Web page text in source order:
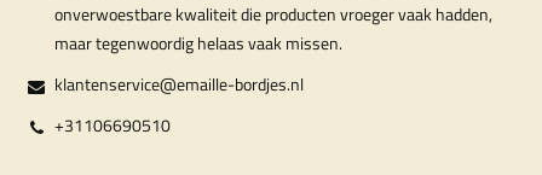
onverwoestbare kwaliteit die producten vroeger vaak hadden,
maar tegenwoordig helaas vaak missen.
klantenservice@emaille-bordjes.nl
+31106690510